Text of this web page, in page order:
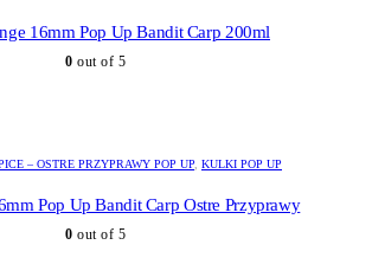
16mm Pop Up Bandit Carp 200ml
0 out of 5
– OSTRE PRZYPRAWY POP UP, KULKI POP UP
Pop Up Bandit Carp Ostre Przyprawy
0 out of 5